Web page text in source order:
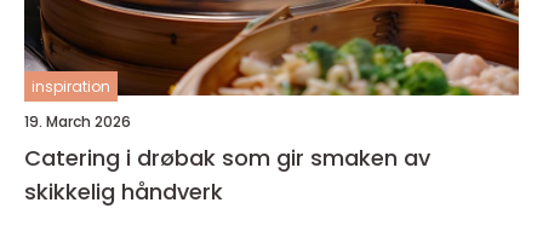
inspiration
19. March 2026
Catering i drøbak som gir smaken av
skikkelig håndverk